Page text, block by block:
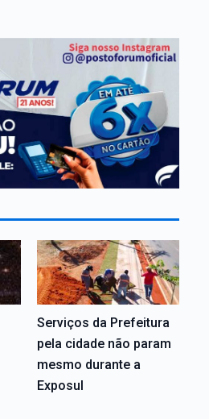
Serviços da Prefeitura
pela cidade não param
mesmo durante a
Exposul